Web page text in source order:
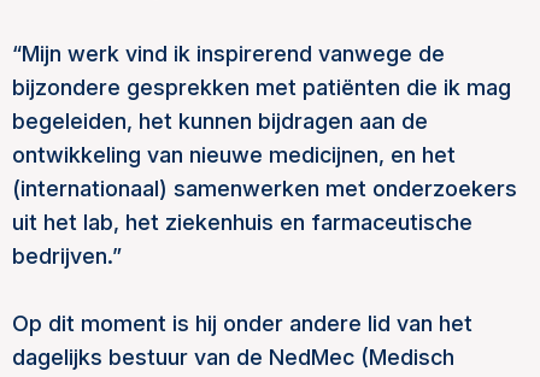
“Mijn werk vind ik inspirerend vanwege de
bijzondere gesprekken met patiënten die ik mag
begeleiden, het kunnen bijdragen aan de
ontwikkeling van nieuwe medicijnen, en het
(internationaal) samenwerken met onderzoekers
uit het lab, het ziekenhuis en farmaceutische
bedrijven.”
Op dit moment is hij onder andere lid van het
dagelijks bestuur van de NedMec (Medisch